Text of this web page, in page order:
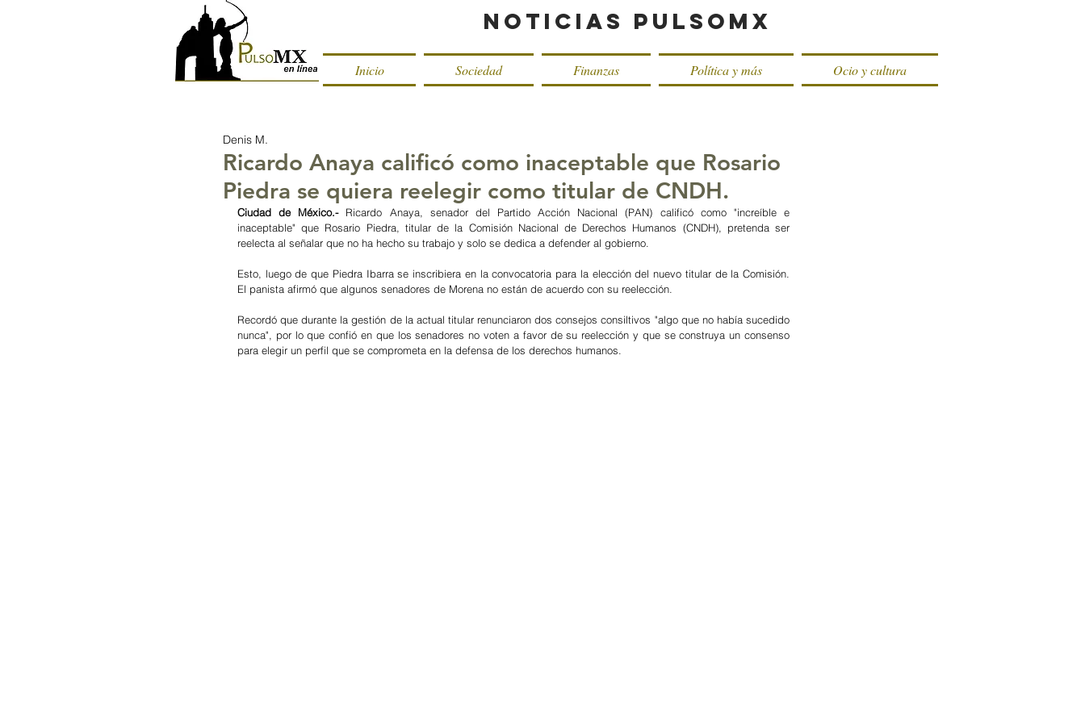
Noticias PulsoMX
Inicio Sociedad Finanzas Política y más Ocio y cultura
Ricardo Anaya calificó como inaceptable que Rosario
Piedra se quiera reelegir como titular de CNDH.
Denis M.
Ciudad de México.- Ricardo Anaya, senador del Partido Acción Nacional (PAN) calificó como "increíble e
inaceptable" que Rosario Piedra, titular de la Comisión Nacional de Derechos Humanos (CNDH), pretenda ser
reelecta al señalar que no ha hecho su trabajo y solo se dedica a defender al gobierno.
Esto, luego de que Piedra Ibarra se inscribiera en la convocatoria para la elección del nuevo titular de la Comisión.
El panista afirmó que algunos senadores de Morena no están de acuerdo con su reelección.
Recordó que durante la gestión de la actual titular renunciaron dos consejos consiltivos "algo que no había sucedido
nunca", por lo que confió en que los senadores no voten a favor de su reelección y que se construya un consenso
para elegir un perfil que se comprometa en la defensa de los derechos humanos.